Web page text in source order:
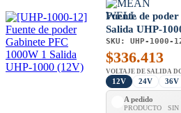
Fuente de
Salida UHP-
SKU: UHP-1000-
$336.413
VOLTAJE DE SALIDA
12V 24V 36V
A pedido
PRODUCTO